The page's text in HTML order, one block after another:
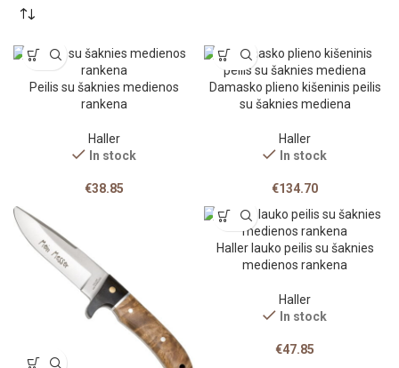
Peilis su šaknies medienos
rankena
Haller
In stock
€38.85
Damasko plieno kišeninis peilis
su šaknies mediena
Haller
In stock
€134.70
Haller lauko peilis su šaknies
medienos rankena
Haller
In stock
€47.85